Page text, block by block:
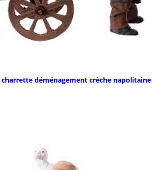
déménagement crèche napolitaine